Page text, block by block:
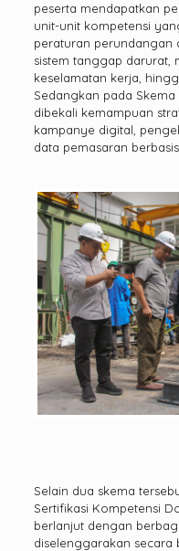
peserta mendapatkan
unit-unit kompetensi
peraturan perundangan
sistem tanggap darurat,
keselamatan kerja,
Sedangkan pada
dibekali kemampuan
kampanye digital,
data pemasaran
Selain dua skema
Sertifikasi Kompetensi
berlanjut dengan
diselenggarakan secara